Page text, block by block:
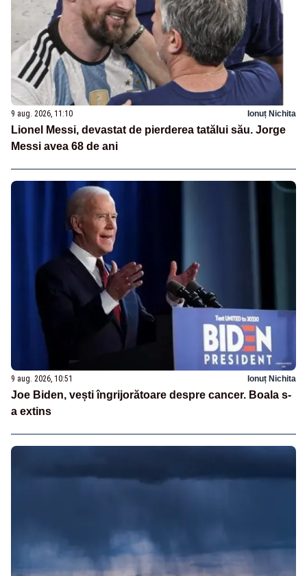
9 aug. 2026, 11:10 Ionuț Nichita
Lionel Messi, devastat de pierderea tatălui său. Jorge
Messi avea 68 de ani
9 aug. 2026, 10:51 Ionuț Nichita
Joe Biden, vești îngrijorătoare despre cancer. Boala s-
a extins